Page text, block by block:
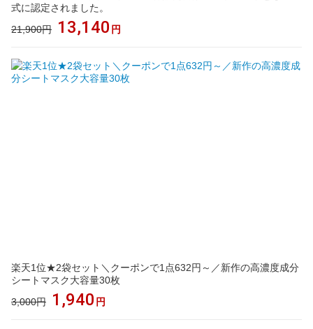
式に認定されました。
21,900円 13,140 円
楽天1位★2袋セット＼クーポンで1点632円～／新作の高濃度成分
シートマスク大容量30枚
3,000円 1,940 円